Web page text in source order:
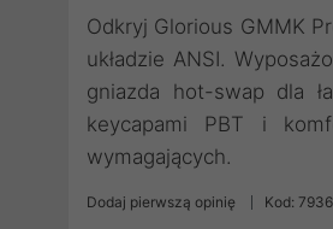
Odkryj Glorious GMMK
układzie ANSI.
gniazda hot-swap dla
keycapami PBT i
wymagających.
Dodaj pierwszą opinię Kod: 7936